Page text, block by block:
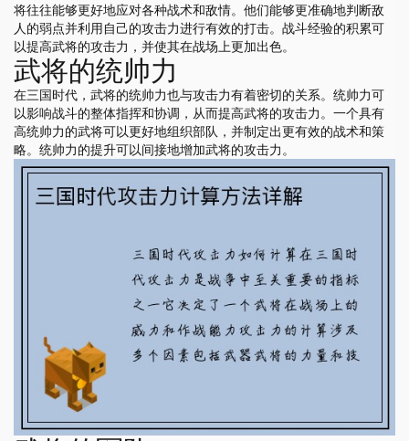
将往往能够更好地应对各种战术和敌情。他们能够更准确地判断敌
人的弱点并利用自己的攻击力进行有效的打击。战斗经验的积累可
以提高武将的攻击力，并使其在战场上更加出色。
武将的统帅力
在三国时代，武将的统帅力也与攻击力有着密切的关系。统帅力可
以影响战斗的整体指挥和协调，从而提高武将的攻击力。一个具有
高统帅力的武将可以更好地组织部队，并制定出更有效的战术和策
略。统帅力的提升可以间接地增加武将的攻击力。